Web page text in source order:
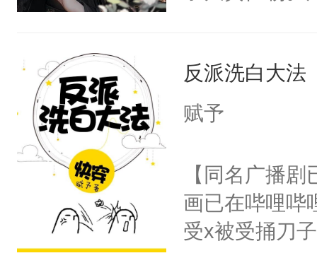
教科书版：“
母的微笑：“
留看着面前这
人，突然醒悟
卫天还没亮
腰：“陛下，
不好了！”“那
惜被人暗害，
绝。主神知晓
朝，一个从
为三种性别。
构与男子相同
了一颗红色的
反派洗白大法
赋予
【同名广播
画已在哔哩哔
受x被受捅刀